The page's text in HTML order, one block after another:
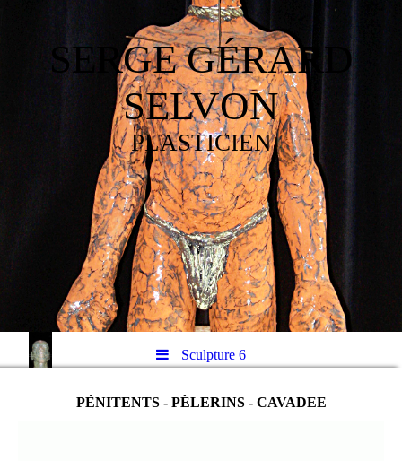
SERGE GÉRARD
SELVON
PLASTICIEN
Sculpture 6
PÉNITENTS - PÈLERINS - CAVADEE